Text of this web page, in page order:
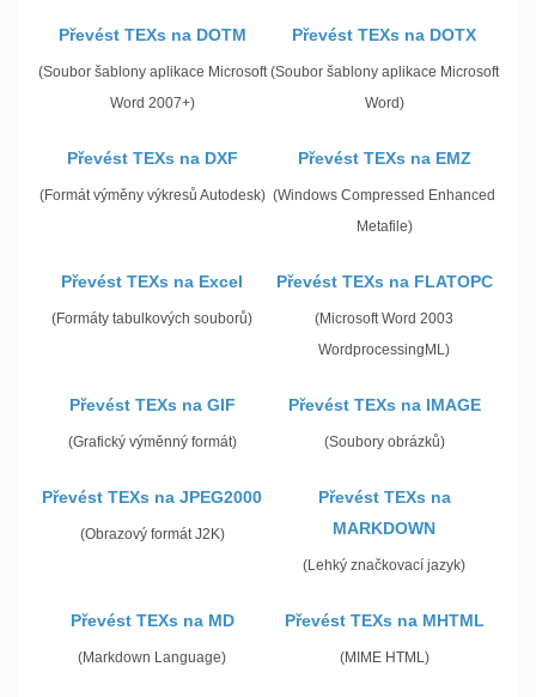
Převést TEXs na DOTM
(Soubor šablony aplikace Microsoft
Word 2007+)
Převést TEXs na DOTX
(Soubor šablony aplikace Microsoft
Word)
Převést TEXs na DXF
(Formát výměny výkresů Autodesk)
Převést TEXs na EMZ
(Windows Compressed Enhanced
Metafile)
Převést TEXs na Excel
(Formáty tabulkových souborů)
Převést TEXs na FLATOPC
(Microsoft Word 2003
WordprocessingML)
Převést TEXs na GIF
(Grafický výměnný formát)
Převést TEXs na IMAGE
(Soubory obrázků)
Převést TEXs na JPEG2000
(Obrazový formát J2K)
Převést TEXs na
MARKDOWN
(Lehký značkovací jazyk)
Převést TEXs na MD
(Markdown Language)
Převést TEXs na MHTML
(MIME HTML)